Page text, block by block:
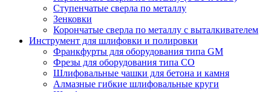
Ступенчатые сверла по металлу
Зенковки
Корончатые сверла по металлу c выталкивателем
Инструмент для шлифовки и полировки
Франкфурты для оборудования типа GM
Фрезы для оборудования типа СО
Шлифовальные чашки для бетона и камня
Алмазные гибкие шлифовальные круги